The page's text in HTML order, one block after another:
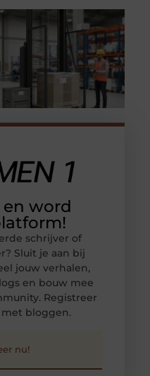
en word
schrijver of
Sluit je aan bij
jouw verhalen,
en bouw mee
Registreer
bloggen.
nu!